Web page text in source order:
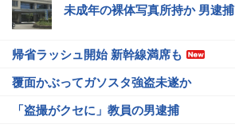
未成年の裸体写真所持か 男逮捕
帰省ラッシュ開始 新幹線満席も
覆面かぶってガソスタ強盗未遂か
「盗撮がクセに」教員の男逮捕